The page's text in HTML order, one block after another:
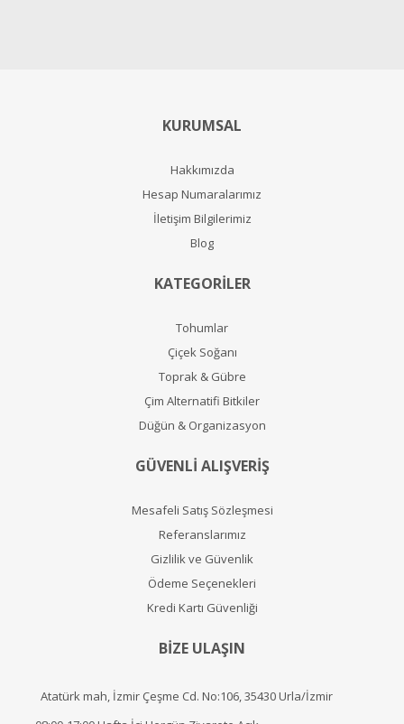
KURUMSAL
Hakkımızda
Hesap Numaralarımız
İletişim Bilgilerimiz
Blog
KATEGORİLER
Tohumlar
Çiçek Soğanı
Toprak & Gübre
Çim Alternatifi Bitkiler
Düğün & Organizasyon
GÜVENLİ ALIŞVERİŞ
Mesafeli Satış Sözleşmesi
Referanslarımız
Gizlilik ve Güvenlik
Ödeme Seçenekleri
Kredi Kartı Güvenliği
BİZE ULAŞIN
Atatürk mah, İzmir Çeşme Cd. No:106, 35430 Urla/İzmir